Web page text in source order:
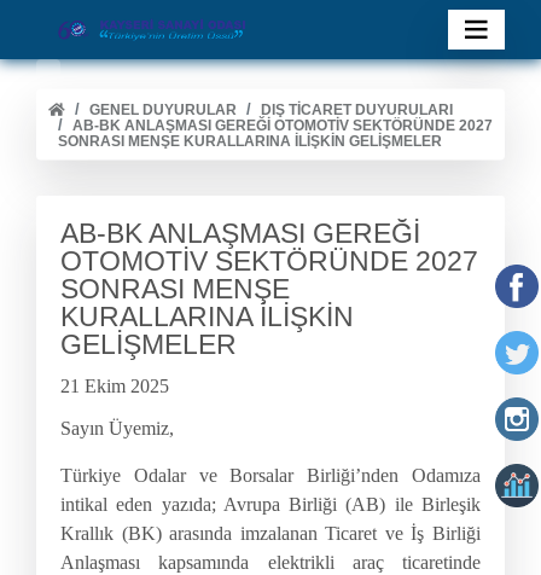
GENEL DUYURULAR
DIŞ TİCARET DUYURULARI
AB-BK ANLAŞMASI GEREĞİ OTOMOTİV SEKTÖRÜNDE 2027
SONRASI MENŞE KURALLARINA İLİŞKİN GELİŞMELER
AB-BK ANLAŞMASI GEREĞİ
OTOMOTİV SEKTÖRÜNDE 2027
SONRASI MENŞE
KURALLARINA İLİŞKİN
GELİŞMELER
21 Ekim 2025
Sayın Üyemiz,
Türkiye Odalar ve Borsalar Birliği’nden Odamıza
intikal eden yazıda; Avrupa Birliği (AB) ile Birleşik
Krallık (BK) arasında imzalanan Ticaret ve İş Birliği
Anlaşması kapsamında elektrikli araç ticaretinde